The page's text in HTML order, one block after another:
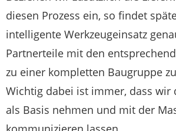
diesen Prozess ein, so findet
intelligente Werkzeugeinsatz
Partnerteile mit den
zu einer kompletten Baugruppe
Wichtig dabei ist immer, dass wir
als Basis nehmen und mit der